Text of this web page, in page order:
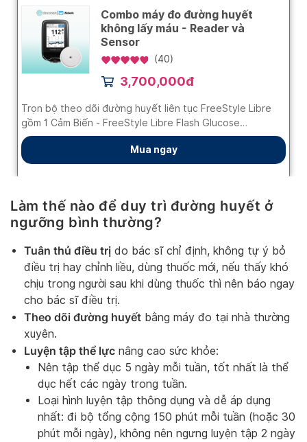
Làm thế nào để duy trì đường huyết ở
ngưỡng bình thường?
Tuân thủ điều trị do bác sĩ chỉ định, không tự ý bỏ
điều trị hay chỉnh liều, dùng thuốc mới, nếu thấy khó
chịu trong người sau khi dùng thuốc thì nên báo ngay
cho bác sĩ điều trị.
Theo dõi đường huyết bằng máy đo tại nhà thường
xuyên.
Luyện tập thể lực nâng cao sức khỏe:
Nên tập thể dục 5 ngày mỗi tuần, tốt nhất là thể
dục hết các ngày trong tuần.
Loại hình luyện tập thông dụng và dễ áp dụng
nhất: đi bộ tổng cộng 150 phút mỗi tuần (hoặc 30
phút mỗi ngày), không nên ngưng luyện tập 2 ngày